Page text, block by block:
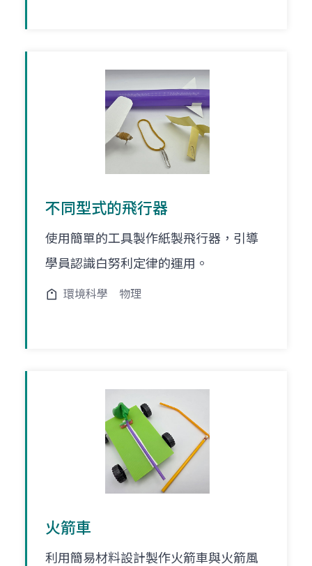
不同型式的飛行器
使用簡單的工具製作紙製飛行器，引導
學員認識白努利定律的運用。
環境科學 物理
火箭車
利用簡易材料設計製作火箭車與火箭風